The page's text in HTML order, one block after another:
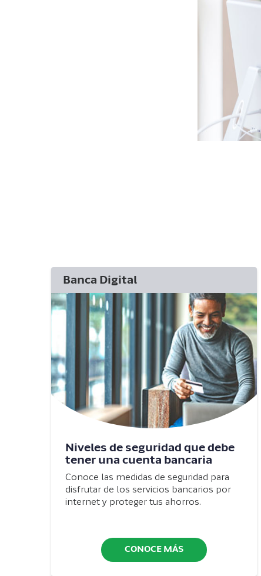
Banca Digital
Niveles de seguridad que debe
tener una cuenta bancaria
Conoce las medidas de seguridad para
disfrutar de los servicios bancarios por
internet y proteger tus ahorros.
CONOCE MÁS